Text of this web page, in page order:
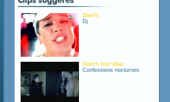
Diam's
Dj
Diam's feat Vitaa
Confessions nocturnes